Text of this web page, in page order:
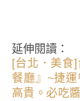
延伸閱讀：
[台北．美食
餐廳』~捷
高貴。必吃